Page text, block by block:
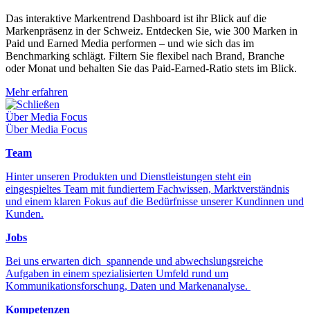
Das interaktive Markentrend Dashboard ist ihr Blick auf die
Markenpräsenz in der Schweiz. Entdecken Sie, wie 300 Marken in
Paid und Earned Media performen – und wie sich das im
Benchmarking schlägt. Filtern Sie flexibel nach Brand, Branche
oder Monat und behalten Sie das Paid-Earned-Ratio stets im Blick.
Mehr erfahren
Schließen
Über Media Focus
Über Media Focus
Team
Hinter unseren Produkten und Dienstleistungen steht ein
eingespieltes Team mit fundiertem Fachwissen, Marktverständnis
und einem klaren Fokus auf die Bedürfnisse unserer Kundinnen und
Kunden.
Jobs
Bei uns erwarten dich spannende und abwechslungsreiche
Aufgaben in einem spezialisierten Umfeld rund um
Kommunikationsforschung, Daten und Markenanalyse.
Kompetenzen